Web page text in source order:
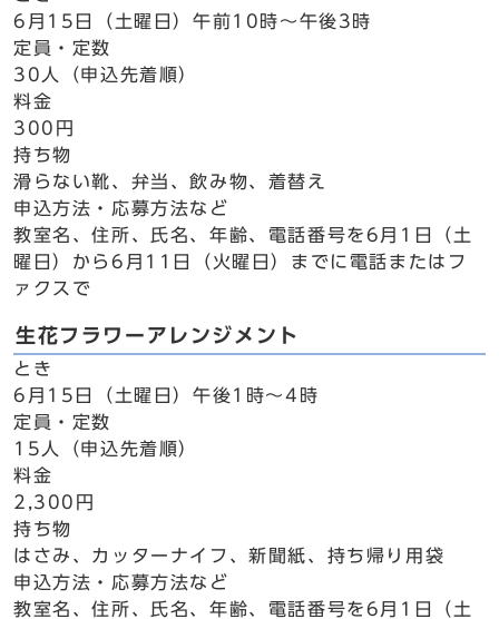
6月15日（土曜日）午前10時～午後3時
定員・定数
30人（申込先着順）
料金
300円
持ち物
滑らない靴、弁当、飲み物、着替え
申込方法・応募方法など
教室名、住所、氏名、年齢、電話番号を6月1日（土
曜日）から6月11日（火曜日）までに電話またはフ
ァクスで
生花フラワーアレンジメント
とき
6月15日（土曜日）午後1時～4時
定員・定数
15人（申込先着順）
料金
2,300円
持ち物
はさみ、カッターナイフ、新聞紙、持ち帰り用袋
申込方法・応募方法など
教室名、住所、氏名、年齢、電話番号を6月1日（土